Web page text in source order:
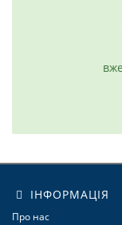
ІНФОРМАЦІЯ
Про нас